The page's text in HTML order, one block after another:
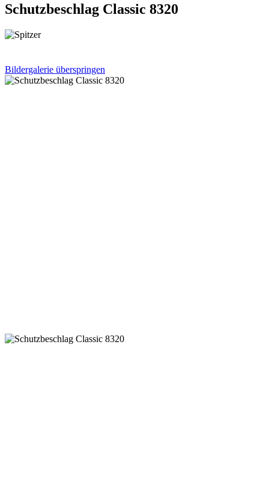
Schutzbeschlag Classic 8320
Bildergalerie überspringen